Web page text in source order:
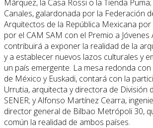
Márquez, la Casa Rossi o la Tienda
Canales, galardonada por la Federación
Arquitectos de la República Mexicana
por el CAM SAM con el Premio a
contribuirá a exponer la realidad de la
y a establecer nuevos lazos culturales y
un país emergente. La mesa redonda
de México y Euskadi, contará con la
Urrutia, arquitecta y directora de División
SENER; y Alfonso Martínez Cearra,
director general de Bilbao Metrópoli 30,
común la realidad de ambos países.